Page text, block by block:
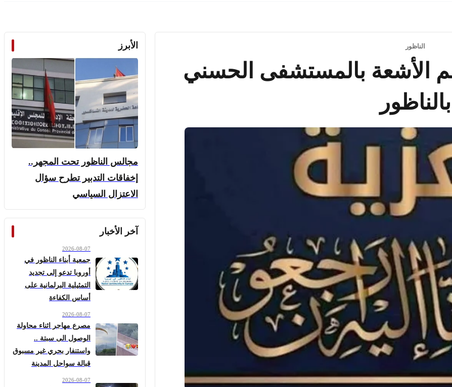
الناظور
الأشعة بالمستشفى الحسني
بالناظور
الأبرز
مجالس الناظور تحت المجهر..
إخفاقات التدبير تطرح سؤال
الاعتزال السياسي
آخر الأخبار
2026-08-07
جمعية أبناء الناظور في
أوروبا تدعو إلى تجديد
التمثيلية البرلمانية على
أساس الكفاءة
2026-08-07
مصرع مهاجر اثناء محاولة
الوصول الى سبتة ..
واستنفار بحري غير مسبوق
قبالة سواحل المدينة
2026-08-07